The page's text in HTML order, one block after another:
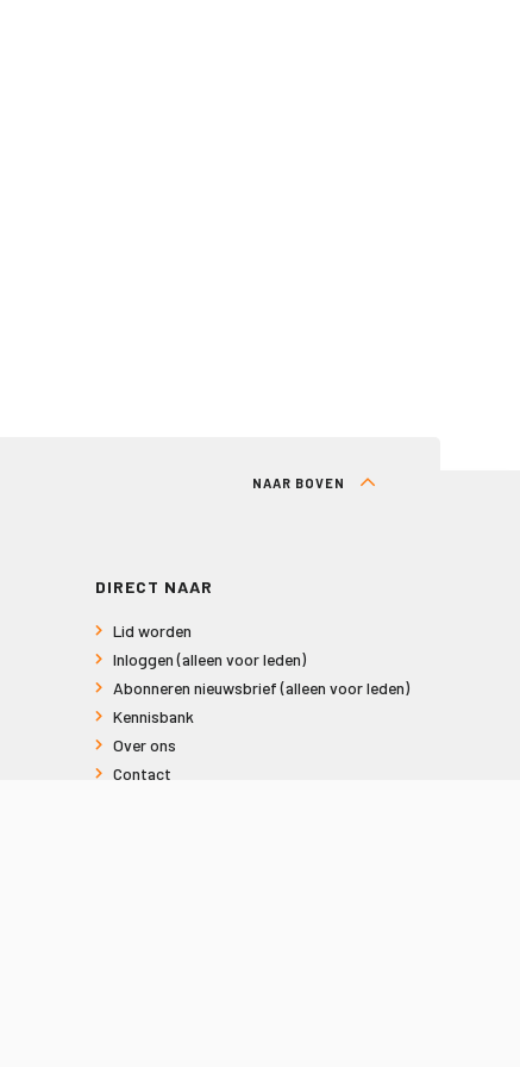
NAAR BOVEN
DIRECT NAAR
Lid worden
Inloggen (alleen voor leden)
Abonneren nieuwsbrief (alleen voor leden)
Kennisbank
Over ons
Contact